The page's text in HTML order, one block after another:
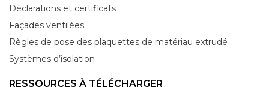
Déclarations et certificats
Façades ventilées
Règles de pose des plaquettes de matériau extrudé
Systèmes d’isolation
RESSOURCES À TÉLÉCHARGER